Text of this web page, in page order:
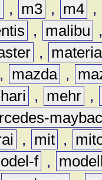
, m3 , m4 ,
, malibu
,
materia
, mazda ,
, mehr ,
, mit ,
f ,